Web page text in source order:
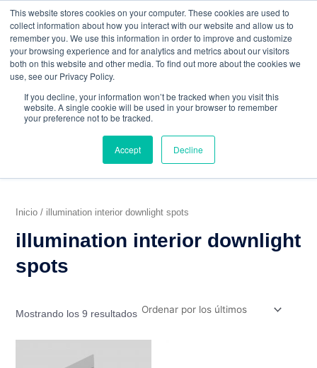
This website stores cookies on your computer. These cookies are used to
collect information about how you interact with our website and allow us to
remember you. We use this information in order to improve and customize
your browsing experience and for analytics and metrics about our visitors
both on this website and other media. To find out more about the cookies we
use, see our Privacy Policy.
If you decline, your information won’t be tracked when you visit this
website. A single cookie will be used in your browser to remember
your preference not to be tracked.
Accept Decline
contenido
W
h
a
t
s
a
p
F
a
c
e
b
k
Y
o
u
t
u
I
n
s
t
a
a
m
E
n
v
e
l
e
mercadeo@grupoeib.comWhatsApp:+57
3103229640PBX:+ 601 342 80 45
CONTACTO
Inicio/ illumination interior downlight spots
illumination interior downlight
spots
Mostrando los 9 resultados
Ordenado
por
los
últimos